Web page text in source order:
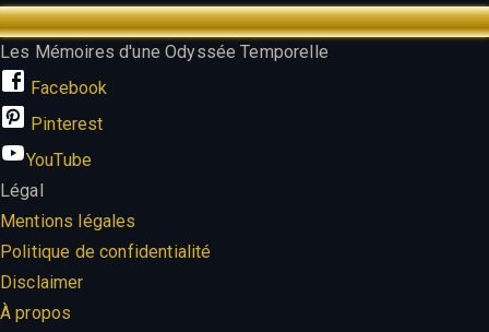
TREK OUTTA TIME
Les Mémoires d'une Odyssée Temporelle
Facebook
Pinterest
YouTube
Légal
Mentions légales
Politique de confidentialité
Disclaimer
À propos